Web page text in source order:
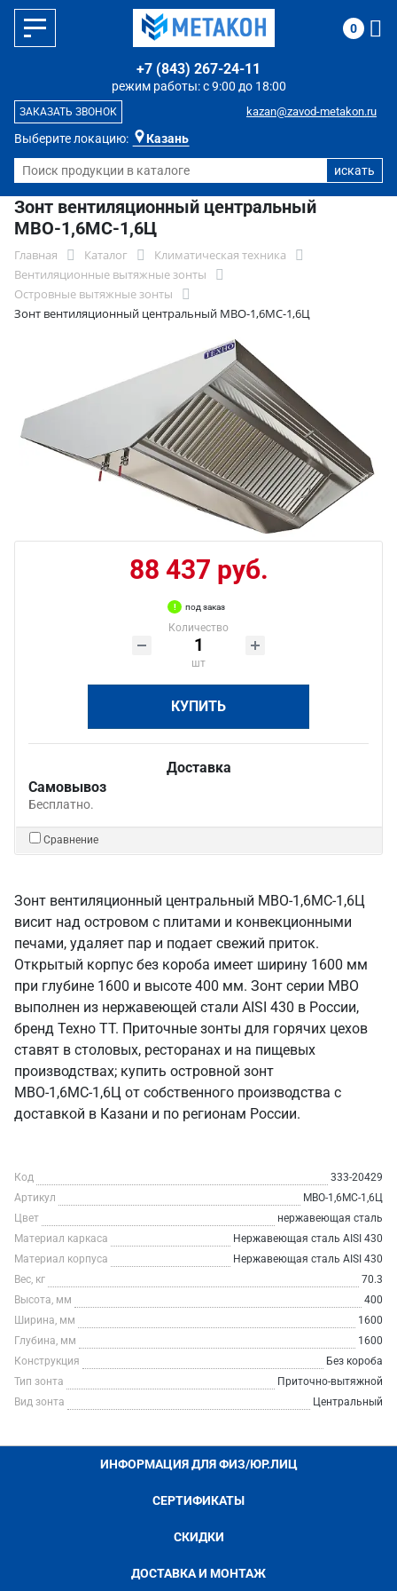
Выберите локацию: Казань
режим работы: с 9:00 до 18:00
+7 (843) 267-24-11
kazan@zavod-metakon.ru
ЗАКАЗАТЬ ЗВОНОК
0
Зонт вентиляционный центральный
МВО-1,6МС-1,6Ц
Главная Каталог
Климатическая техника
Вентиляционные вытяжные зонты
Островные вытяжные зонты
Зонт вентиляционный центральный МВО-1,6МС-1,6Ц
88 437 руб.
под заказ
Количество
шт
КУПИТЬ
Доставка
Самовывоз
Бесплатно.
Сравнение
Зонт вентиляционный центральный МВО-1,6МС-1,6Ц
висит над островом с плитами и конвекционными
печами, удаляет пар и подает свежий приток.
Открытый корпус без короба имеет ширину 1600 мм
при глубине 1600 и высоте 400 мм. Зонт серии МВО
выполнен из нержавеющей стали AISI 430 в России,
бренд Техно ТТ. Приточные зонты для горячих цехов
ставят в столовых, ресторанах и на пищевых
производствах; купить островной зонт
МВО-1,6МС-1,6Ц от собственного производства с
доставкой в Казани и по регионам России.
Код
333-20429
Артикул
МВО-1,6МС-1,6Ц
Цвет
нержавеющая сталь
Материал каркаса
Нержавеющая сталь AISI 430
Материал корпуса
Нержавеющая сталь AISI 430
Вес, кг
70.3
Высота, мм
400
Ширина, мм
1600
Глубина, мм
1600
Конструкция
Без короба
Тип зонта
Приточно-вытяжной
Вид зонта
Центральный
ИНФОРМАЦИЯ ДЛЯ ФИЗ/ЮР.ЛИЦ
СЕРТИФИКАТЫ
СКИДКИ
ДОСТАВКА И МОНТАЖ